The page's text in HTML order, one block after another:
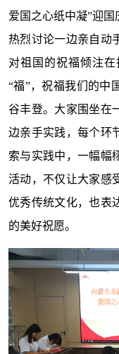
爱国之心纸中凝”迎
热烈讨论一边亲自动
对祖国的祝福倾注
“福”，祝福我们的中
谷丰登。大家围坐在
边亲手实践，每个环
索与实践中，一幅幅
活动，不仅让大家感
优秀传统文化，也表
的美好祝愿。